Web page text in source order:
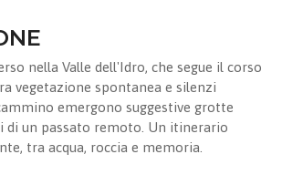
nella Valle dell'Idro, che segue il corso
vegetazione spontanea e silenzi
emergono suggestive grotte
di un passato remoto. Un itinerario
tra acqua, roccia e memoria.